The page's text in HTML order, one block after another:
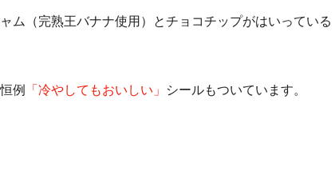
ム（完熟王バナナ使用）とチョコチップがはいっている
例 「冷やしてもおいしい」
シールもついています。